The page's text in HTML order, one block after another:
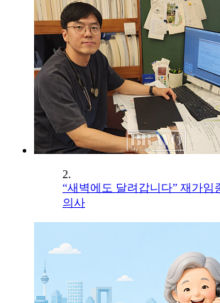
2.
“새벽에도 달려갑니다” 재가임
의사